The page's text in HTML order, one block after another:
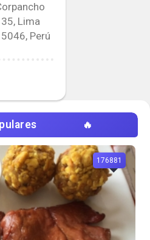
Lima
Perú
176881